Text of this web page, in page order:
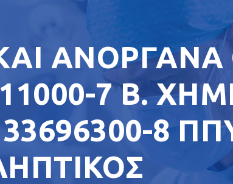
ΑΝΟΡΓΑΝΑ
7 Β.
8